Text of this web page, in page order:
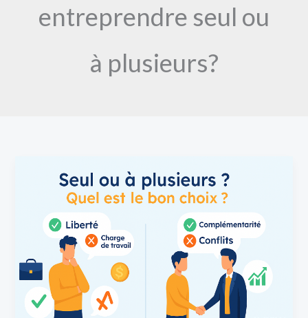
entreprendre seul ou
à plusieurs?
plusieurs
?
Avantages
limites